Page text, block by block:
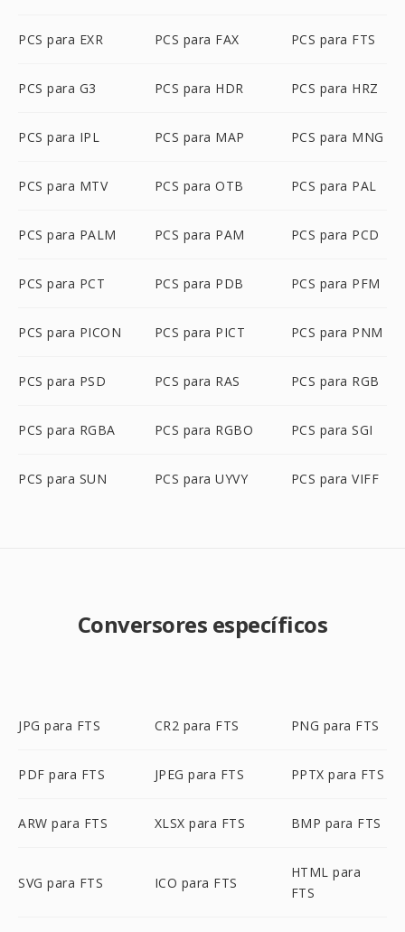
PCS para EXR PCS para FAX PCS para FTS
PCS para G3 PCS para HDR PCS para HRZ
PCS para IPL PCS para MAP PCS para MNG
PCS para MTV PCS para OTB PCS para PAL
PCS para PALM PCS para PAM PCS para PCD
PCS para PCT PCS para PDB PCS para PFM
PCS para PICON PCS para PICT PCS para PNM
PCS para PSD PCS para RAS PCS para RGB
PCS para RGBA PCS para RGBO PCS para SGI
PCS para SUN PCS para UYVY PCS para VIFF
Conversores específicos
JPG para FTS CR2 para FTS PNG para FTS
PDF para FTS JPEG para FTS PPTX para FTS
ARW para FTS XLSX para FTS BMP para FTS
SVG para FTS ICO para FTS
HTML para
FTS